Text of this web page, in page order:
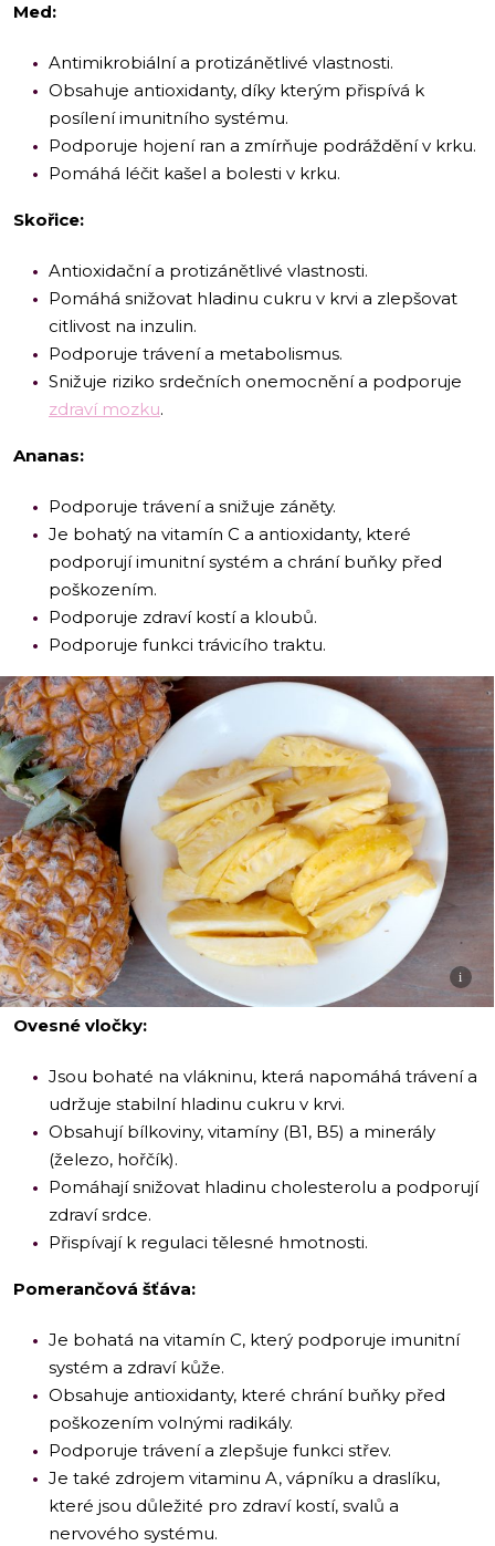
Med:
Antimikrobiální a protizánětlivé vlastnosti.
Obsahuje antioxidanty, díky kterým přispívá k
posílení imunitního systému.
Podporuje hojení ran a zmírňuje podráždění v krku.
Pomáhá léčit kašel a bolesti v krku.
Skořice:
Antioxidační a protizánětlivé vlastnosti.
Pomáhá snižovat hladinu cukru v krvi a zlepšovat
citlivost na inzulin.
Podporuje trávení a metabolismus.
Snižuje riziko srdečních onemocnění a podporuje
zdraví mozku.
Ananas:
Podporuje trávení a snižuje záněty.
Je bohatý na vitamín C a antioxidanty, které
podporují imunitní systém a chrání buňky před
poškozením.
Podporuje zdraví kostí a kloubů.
Podporuje funkci trávicího traktu.
i
Ovesné vločky:
Jsou bohaté na vlákninu, která napomáhá trávení a
udržuje stabilní hladinu cukru v krvi.
Obsahují bílkoviny, vitamíny (B1, B5) a minerály
(železo, hořčík).
Pomáhají snižovat hladinu cholesterolu a podporují
zdraví srdce.
Přispívají k regulaci tělesné hmotnosti.
Pomerančová šťáva:
Je bohatá na vitamín C, který podporuje imunitní
systém a zdraví kůže.
Obsahuje antioxidanty, které chrání buňky před
poškozením volnými radikály.
Podporuje trávení a zlepšuje funkci střev.
Je také zdrojem vitaminu A, vápníku a draslíku,
které jsou důležité pro zdraví kostí, svalů a
nervového systému.